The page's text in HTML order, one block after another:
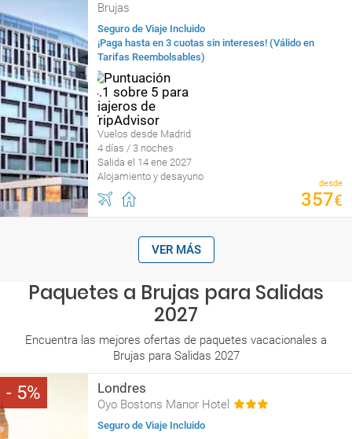
Brujas
Seguro de Viaje Incluido
¡Paga hasta en 3 cuotas sin intereses! (Válido en
Tarifas Reembolsables)
Vuelos desde Madrid
4 días / 3 noches
Salida el 14 ene 2027
Alojamiento y desayuno
desde
357€
VER MÁS
Paquetes a Brujas para Salidas
2027
Encuentra las mejores ofertas de paquetes vacacionales a
Brujas para Salidas 2027
5 Londres
Oyo Bostons Manor Hotel
Seguro de Viaje Incluido